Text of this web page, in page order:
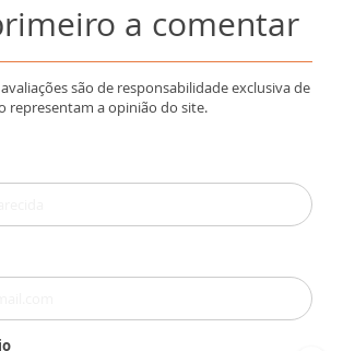
a comentar
são de responsabilidade exclusiva de
representam a opinião do site.